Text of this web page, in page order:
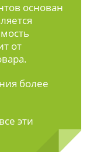
основан
от
более
эти